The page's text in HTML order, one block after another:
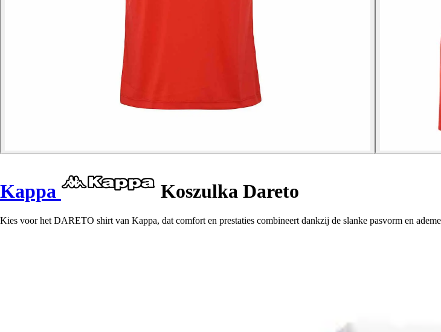
Kappa Koszulka Dareto
Kies voor het DARETO shirt van Kappa, dat comfort en prestaties combineert dankzij de slanke pasvorm en